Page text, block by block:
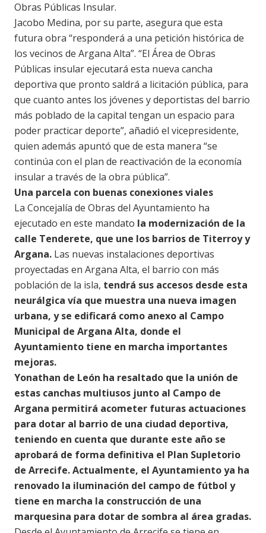
Obras Públicas Insular.
Jacobo Medina, por su parte, asegura que esta
futura obra “responderá a una petición histórica de
los vecinos de Argana Alta”. “El Área de Obras
Públicas insular ejecutará esta nueva cancha
deportiva que pronto saldrá a licitación pública, para
que cuanto antes los jóvenes y deportistas del barrio
más poblado de la capital tengan un espacio para
poder practicar deporte”, añadió el vicepresidente,
quien además apuntó que de esta manera “se
continúa con el plan de reactivación de la economía
insular a través de la obra pública”.
Una parcela con buenas conexiones viales
La Concejalía de Obras del Ayuntamiento ha
ejecutado en este mandato la modernización de la
calle Tenderete, que une los barrios de Titerroy y
Argana. Las nuevas instalaciones deportivas
proyectadas en Argana Alta, el barrio con más
población de la isla, tendrá sus accesos desde esta
neurálgica vía que muestra una nueva imagen
urbana, y se edificará como anexo al Campo
Municipal de Argana Alta, donde el
Ayuntamiento tiene en marcha importantes
mejoras.
Yonathan de León ha resaltado que la unión de
estas canchas multiusos junto al Campo de
Argana permitirá acometer futuras actuaciones
para dotar al barrio de una ciudad deportiva,
teniendo en cuenta que durante este año se
aprobará de forma definitiva el Plan Supletorio
de Arrecife. Actualmente, el Ayuntamiento ya ha
renovado la iluminación del campo de fútbol y
tiene en marcha la construcción de una
marquesina para dotar de sombra al área gradas.